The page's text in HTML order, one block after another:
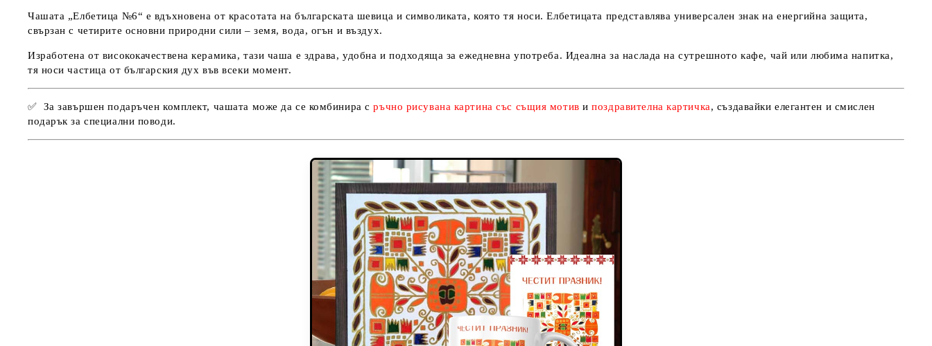
Чашата „Елбетица №6“ е вдъхновена от красотата на българската шевица и символиката, която тя носи. Елбетицата представлява универсален знак на енергийна защита,
свързан с четирите основни природни сили – земя, вода, огън и въздух.
Изработена от висококачествена керамика, тази чаша е здрава, удобна и подходяща за ежедневна употреба. Идеална за наслада на сутрешното кафе, чай или любима напитка,
тя носи частица от българския дух във всеки момент.
✅ За завършен подаръчен комплект, чашата може да се комбинира сръчно рисувана картина със същия мотив ипоздравителна картичка, създавайки елегантен и смислен
подарък за специални поводи.